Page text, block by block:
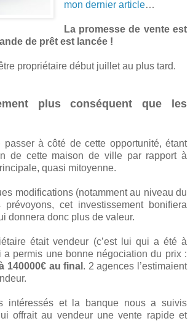
mon dernier article…
La promesse de vente est
de prêt est lancée !
propriétaire début juillet au plus tard.
plus conséquent que les
passer à côté de cette opportunité, étant
de cette maison de ville par rapport à
quasi mitoyenne.
modifications (notamment au niveau du
cet investissement bonifiera
donnera donc plus de valeur.
était vendeur (c’est lui qui a été à
a permis une bonne négociation du prix :
140000€ au final . 2 agences l’estimaient
intéressés et la banque nous a suivis
offrait au vendeur une vente rapide et